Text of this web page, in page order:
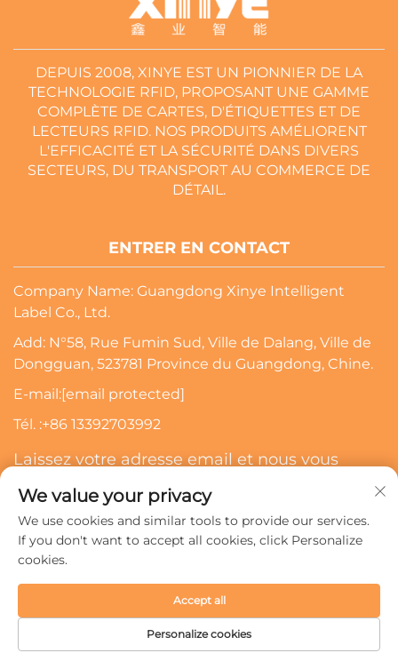
DEPUIS 2008, XINYE EST UN PIONNIER DE LA
TECHNOLOGIE RFID, PROPOSANT UNE GAMME
COMPLÈTE DE CARTES, D'ÉTIQUETTES ET DE
LECTEURS RFID. NOS PRODUITS AMÉLIORENT
L'EFFICACITÉ ET LA SÉCURITÉ DANS DIVERS
SECTEURS, DU TRANSPORT AU COMMERCE DE
DÉTAIL.
ENTRER EN CONTACT
Company Name: Guangdong Xinye Intelligent
Label Co., Ltd.
Add: N°58, Rue Fumin Sud, Ville de Dalang, Ville de
Dongguan, 523781 Province du Guangdong, Chine.
E-mail:[email protected]
Tél. :+86 13392703992
Laissez votre adresse email et nous vous
S’abonner
Droits d'auteur © 2024 Guangdong Xinye Intelligent Label
Co., Ltd. Tous droits réservés. Politique de confidentialité
We value your privacy
We use cookies and similar tools to provide our services.
If you don't want to accept all cookies, click Personalize
cookies.
Personalize cookies
Accept all